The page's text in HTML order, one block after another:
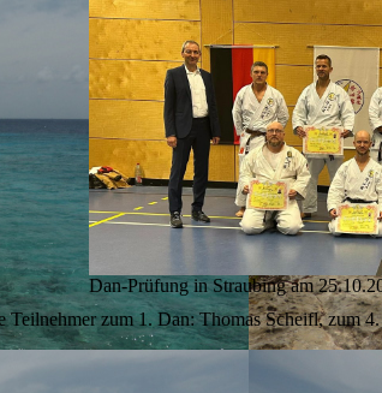
Dan-Prüfung in Straubing am
Teilnehmer zum 1. Dan: Thomas Scheifl, zum